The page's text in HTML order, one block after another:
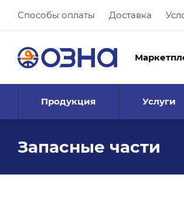
Способы оплаты Доставка
Продукция Услуги
Запасные части